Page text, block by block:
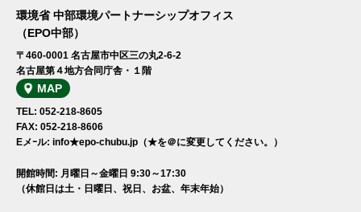
環境省 中部環境パートナーシップオフィス
（EPO中部）
〒460-0001 名古屋市中区三の丸2-6-2
名古屋第４地方合同庁舎・１階
MAP
TEL: 052-218-8605
FAX: 052-218-8606
Eメｰル: info★epo-chubu.jp（★を＠に変更してください。）
開館時間: 月曜日～金曜日 9:30～17:30
（休館日は土・日曜日、祝日、お盆、年末年始）